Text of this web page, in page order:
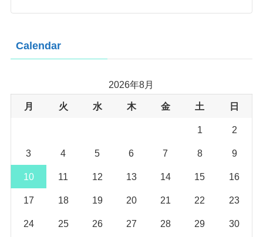
Calendar
2026年8月
月 火 水 木 金 土 日
1 2
3 4 5 6 7 8 9
10 11 12 13 14 15 16
17 18 19 20 21 22 23
24 25 26 27 28 29 30